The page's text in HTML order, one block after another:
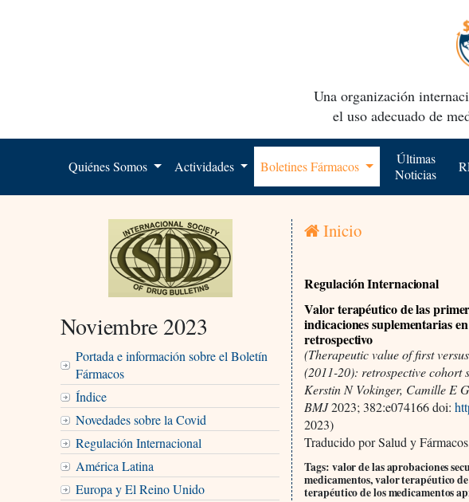
Una organización
el uso adecuado de
Quiénes Somos Actividades Boletines Fármacos
Últimas
Noticias
Noviembre 2023
Portada e información sobre el Boletín
Fármacos
Índice
Novedades sobre la Covid
Regulación Internacional
América Latina
Europa y El Reino Unido
Inicio
Regulación Internacional
Valor terapéutico de las
indicaciones suplementarias
retrospectivo
(Therapeutic value of first
(2011-20): retrospective cohort
Kerstin N Vokinger, Camille E
BMJ2023; 382:e074166 doi:
2023)
Traducido por Salud y
Tags: valor de las aprobaciones
medicamentos, valor terapéutico
terapéutico de los medicamentos